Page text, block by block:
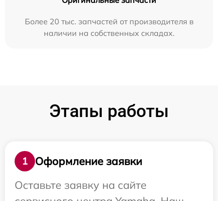
Более 20 тыс. запчастей от производителя в
наличии на собственных складах.
Этапы работы
1
Оформление заявки
Оставьте заявку на сайте